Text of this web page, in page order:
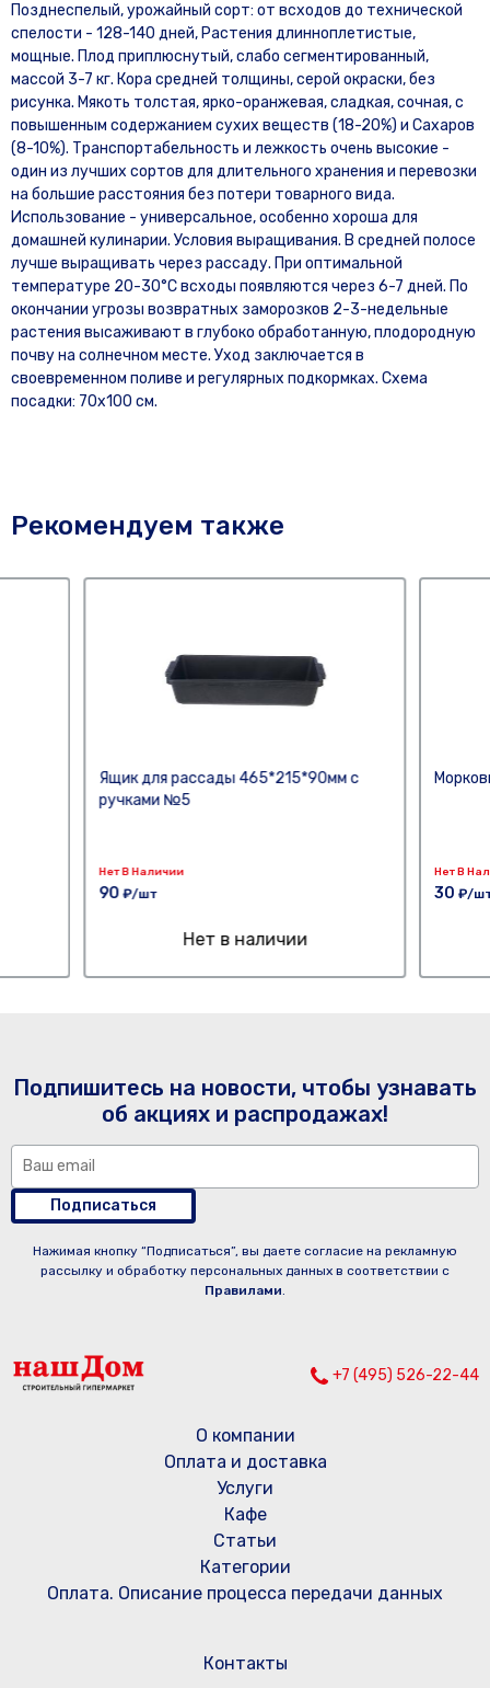
Позднеспелый, урожайный сорт: от всходов до технической
спелости - 128-140 дней, Растения длинноплетистые,
мощные. Плод приплюснутый, слабо сегментированный,
массой 3-7 кг. Кора средней толщины, серой окраски, без
рисунка. Мякоть толстая, ярко-оранжевая, сладкая, сочная, с
повышенным содержанием сухих веществ (18-20%) и Сахаров
(8-10%). Транспортабельность и лежкость очень высокие -
один из лучших сортов для длительного хранения и перевозки
на большие расстояния без потери товарного вида.
Использование - универсальное, особенно хороша для
домашней кулинарии. Условия выращивания. В средней полосе
лучше выращивать через рассаду. При оптимальной
температуре 20-30°С всходы появляются через 6-7 дней. По
окончании угрозы возвратных заморозков 2-3-недельные
растения высаживают в глубоко обработанную, плодородную
почву на солнечном месте. Уход заключается в
своевременном поливе и регулярных подкормках. Схема
посадки: 70x100 см.
Рекомендуем также
Ящик для рассады 465*215*90мм с
ручками №5
Нет В Наличии
90 ₽/шт
Нет в наличии
Нет В
30 ₽/
Подпишитесь на новости, чтобы узнавать
об акциях и распродажах!
Подписаться
Нажимая кнопку “Подписаться”, вы даете согласие на рекламную
рассылку и обработку персональных данных в соответствии с
Правилами.
+7 (495) 526-22-44
О компании
Оплата и доставка
Услуги
Кафе
Статьи
Категории
Оплата. Описание процесса передачи данных
Контакты